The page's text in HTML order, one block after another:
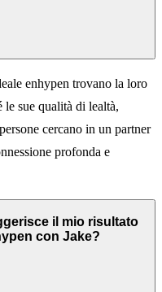
enhypen trovano la loro
le sue qualità di lealtà,
cercano in un partner
profonda e
il mio risultato
con Jake?